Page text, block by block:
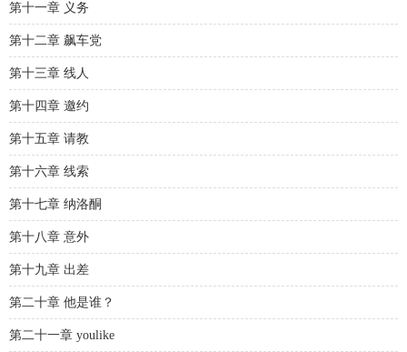
第十一章 义务
第十二章 飙车党
第十三章 线人
第十四章 邀约
第十五章 请教
第十六章 线索
第十七章 纳洛酮
第十八章 意外
第十九章 出差
第二十章 他是谁？
第二十一章 youlike